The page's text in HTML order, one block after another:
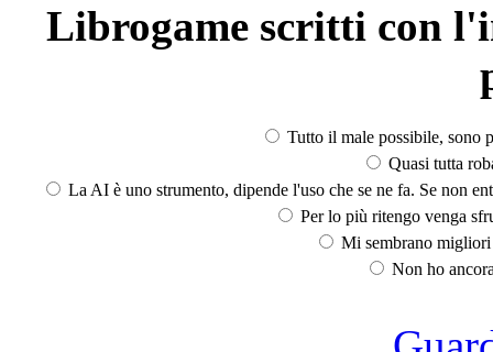
Librogame scritti con
Tutto il male possibile, sono
Quasi tutta
La AI è uno strumento, dipende l'uso che se ne fa. Se non
Per lo più ritengo venga
Mi sembrano
Non ho